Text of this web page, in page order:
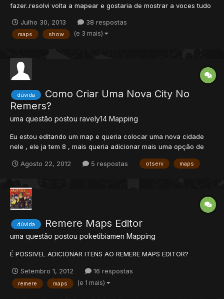
fazer..resolvi volta a mapear e gostaria de mostrar a voces tudo
prints do nosso mapa no topico. OBS: os mapa q eu faço é
basado em pokémon (PxG). e não baseado a tibia....
Julho 30, 2013 38 respostas
maps show (e 3 mais)
dúvida
Como Criar Uma Nova City No
Remers?
uma questão postou ravely14 Mapping
Eu estou editando um map e queria colocar uma nova cidade
nele , ele ja tem 8 , mais queria adicionar mais uma opção de
minha cidade quem souber fala ai!
Agosto 22, 2012 5 respostas otserv maps
dúvida Remere Maps Editor
uma questão postou poketibiamen Mapping
É POSSIVEL ADICIONAR ITENS AO REMERE MAPS EDITOR?
Setembro 1, 2012 16 respostas
remere maps (e 1 mais)